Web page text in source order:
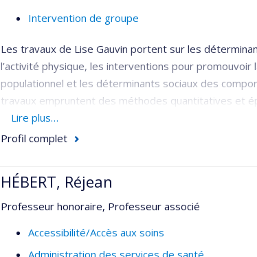
Intervention de groupe
Les travaux de Lise Gauvin portent sur les
l’activité physique, les interventions pour
populationnel et les déterminants sociaux des
travaux empruntent des méthodes quantitatives et
l’économétrie, l’observation sociale systématique et
Son équipe étudie comment les différentes
interventions de santé publique peuvent changer les
Lire plus…
Profil complet
HÉBERT, Réjean
Professeur honoraire, Professeur associé
Accessibilité/Accès aux soins
Administration des services de santé